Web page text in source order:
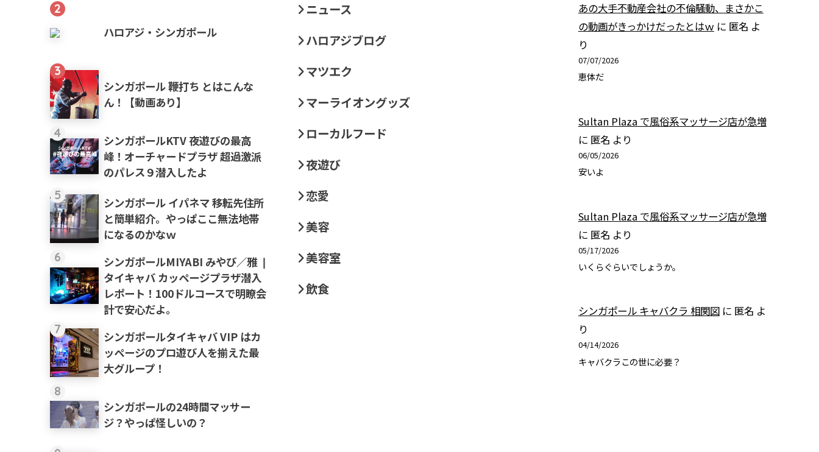
2
ハロアジ・シンガポール
3
シンガポール 鞭打ち とはこんな
ん！【動画あり】
4
シンガポールKTV 夜遊びの最高
峰！オーチャードプラザ 超過激派
のパレス９潜入したよ
5
シンガポール イパネマ 移転先住所
と簡単紹介。やっぱここ無法地帯
になるのかなｗ
6
シンガポールMIYABI みやび／雅 ❘
タイキャバ カッページプラザ潜入
レポート！100ドルコースで明瞭会
計で安心だよ。
7
シンガポールタイキャバ VIP はカ
ッページのプロ遊び人を揃えた最
大グループ！
8
シンガポールの24時間マッサー
ジ？やっぱ怪しいの？
ニュース
ハロアジブログ
マツエク
マーライオングッズ
ローカルフード
夜遊び
恋愛
美容
美容室
飲食
あの大手不動産会社の不倫騒動、まさかこ
の動画がきっかけだったとはｗ に 匿名 よ
り
07/07/2026
恵体だ
Sultan Plaza で風俗系マッサージ店が急増
に 匿名 より
06/05/2026
安いよ
Sultan Plaza で風俗系マッサージ店が急増
に 匿名 より
05/17/2026
いくらぐらいでしょうか。
シンガポール キャバクラ 相関図に 匿名 よ
り
04/14/2026
キャバクラこの世に必要？